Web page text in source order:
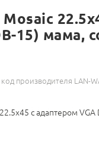
Mosaic
15) мама,
код производителя LAN-
с адаптером